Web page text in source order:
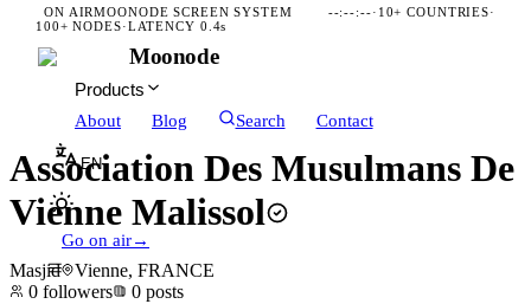
ON AIRMOONODE SCREEN SYSTEM --:--:--· 10+ COUNTRIES·
100+ NODES·LATENCY 0.4s
Moonode
Products
About
Blog Search Contact
EN
Go on air→
Association Des Musulmans De
Vienne Malissol
Masjid
Vienne, FRANCE
0 followers 0 posts